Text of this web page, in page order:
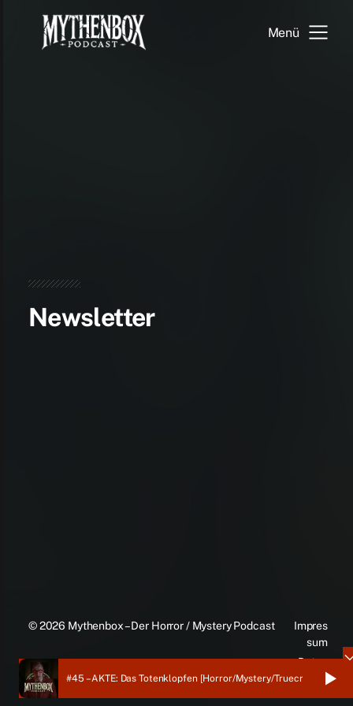
Menü
Newsletter
© 2026 Mythenbox – Der Horror / Mystery Podcast
Impres
sum
Daten
schutz
#45 – AKTE: Das Totenklopfen [Horror/Mystery/Truecrime]